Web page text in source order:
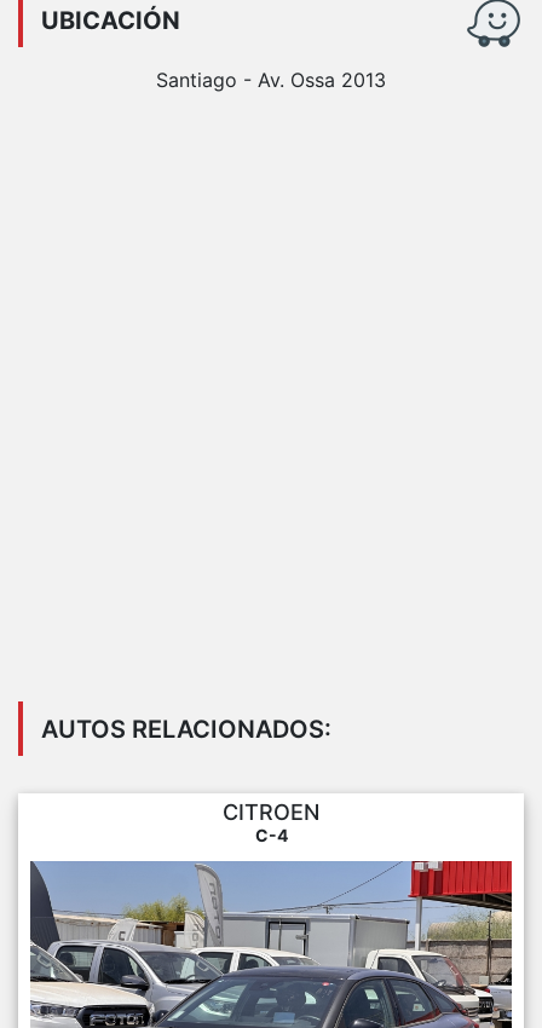
UBICACIÓN
Santiago - Av. Ossa 2013
AUTOS RELACIONADOS:
CITROEN
C-4